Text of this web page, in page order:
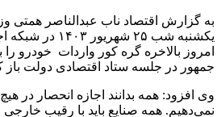
به گزارش اقتصاد ناب عبدالناصر همتی
یکشنبه شب ۲۵
امروز بالاخره گره کور واردات خودرو را
جمهور در جلسه ستاد اقتصادی دولت باز
وی افزود: همه بدانند اجازه انحصار در
نمی‌دهیم. همه صنایع باید با رقیب خارجی